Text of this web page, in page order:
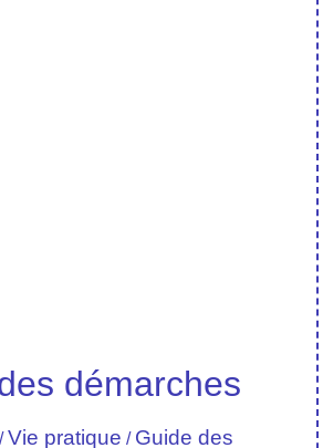
démarches
/Vie pratique / Guide des